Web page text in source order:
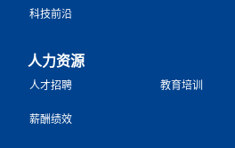
科技前沿
人力资源
人才招聘 教育培训
薪酬绩效